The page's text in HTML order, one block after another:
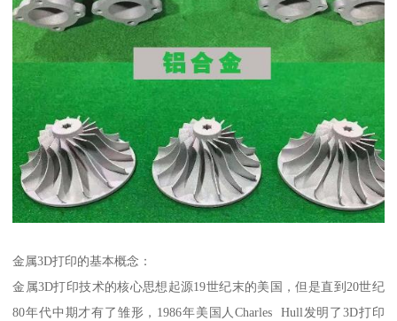
金属3D打印的基本概念：
金属3D打印技术的核心思想起源19世纪末的美国，但是直到20世纪
80年代中期才有了雏形，1986年美国人Charles Hull发明了3D打印